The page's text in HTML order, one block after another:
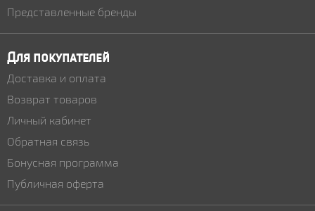
Представленные бренды
Для покупателей
Доставка и оплата
Возврат товаров
Личный кабинет
Обратная связь
Бонусная программа
Публичная оферта